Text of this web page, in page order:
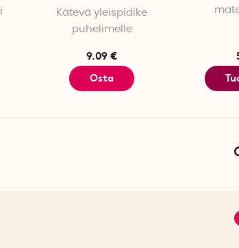
Kätevä yleispidike
puhelimelle
9.09 €
Osta